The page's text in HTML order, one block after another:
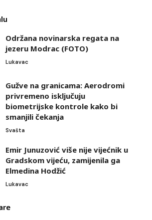
Održana novinarska regata na
jezeru Modrac (FOTO)
Lukavac
Gužve na granicama: Aerodromi
privremeno isključuju
biometrijske kontrole kako bi
smanjili čekanja
Svašta
Emir Junuzović više nije vijećnik u
Gradskom vijeću, zamijenila ga
Elmedina Hodžić
Lukavac